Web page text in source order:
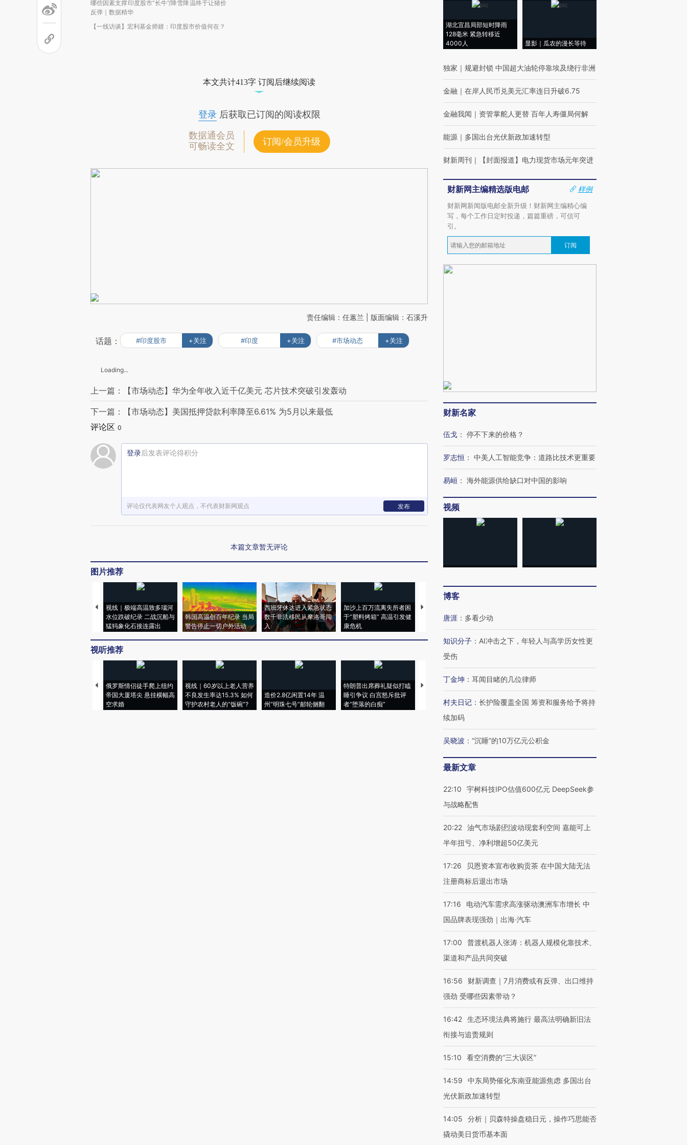
哪些因素支撑印度股市“长牛”/降雪降温终于让猪价
反弹｜数据精华
【一线访谈】宏利基金师婧：印度股市价值何在？
本文共计413字 订阅后继续阅读
登录后获取已订阅的阅读权限
数据通会员
可畅读全文
订阅/会员升级
责任编辑：任蕙兰 | 版面编辑：石溪升
话题： #印度股市 +关注 #印度 +关注 #市场动态 +关注
Loading...
上一篇：【市场动态】华为全年收入近千亿美元 芯片技术突破引发轰动
下一篇：【市场动态】美国抵押贷款利率降至6.61% 为5月以来最低
评论区 0
登录后发表评论得积分
评论仅代表网友个人观点，不代表财新网观点 发布
本篇文章暂无评论
图片推荐
视线｜极端高温致多瑙河
水位跌破纪录 二战沉船与
猛犸象化石接连露出
韩国高温创百年纪录 当局
警告停止一切户外活动
西班牙休达进入紧急状态
数千非法移民从摩洛哥闯
入
加沙上百万流离失所者困
于“塑料烤箱” 高温引发健
康危机
视线｜HYROX的吸金
术：是什么让中产们甘
视听推荐
俄罗斯情侣徒手爬上纽约
帝国大厦塔尖 悬挂横幅高
空求婚
视线｜60岁以上老人营养
不良发生率达15.3% 如何
守护农村老人的“饭碗”?
造价2.8亿闲置14年 温
州“明珠七号”邮轮侧翻
特朗普出席葬礼疑似打瞌
睡引争议 白宫怒斥批评
者“堕落的白痴”
视线｜全球最热百城独占
阿根廷3-0阿尔及利亚
兹奖得主的“非天才”拼图
湖北宜昌局部短时降雨
128毫米 紧急转移近
4000人
显影｜瓜农的漫长等待
独家 ｜ 规避封锁 中国超大油轮停靠埃及绕行非洲
金融 ｜ 在岸人民币兑美元汇率连日升破6.75
金融我闻 ｜ 资管掌舵人更替 百年人寿僵局何解
能源 ｜ 多国出台光伏新政加速转型
财新周刊 ｜ 【封面报道】电力现货市场元年突进
财新网主编精选版电邮
样例
财新网新闻版电邮全新升级！财新网主编精心编
写，每个工作日定时投递，篇篇重磅，可信可
引。
订阅
财新名家
伍戈 ： 停不下来的价格？
罗志恒 ： 中美人工智能竞争：道路比技术更重要
易峘 ： 海外能源供给缺口对中国的影响
视频
博客
唐涯 ： 多看少动
知识分子 ： AI冲击之下，年轻人与高学历女性更
受伤
丁金坤 ： 耳闻目睹的几位律师
村夫日记 ： 长护险覆盖全国 筹资和服务给予将持
续加码
吴晓波 ： “沉睡”的10万亿元公积金
最新文章
22:10
宇树科技IPO估值600亿元 DeepSeek参
与战略配售
20:22 油气市场剧烈波动现套利空间 嘉能可上
半年扭亏、净利增超50亿美元
17:26
贝恩资本宣布收购贡茶 在中国大陆无法
注册商标后退出市场
17:16
电动汽车需求高涨驱动澳洲车市增长 中
国品牌表现强劲｜出海·汽车
17:00
普渡机器人张涛：机器人规模化靠技术、
渠道和产品共同突破
16:56
财新调查｜7月消费或有反弹、出口维持
强劲 受哪些因素带动？
16:42 生态环境法典将施行 最高法明确新旧法
衔接与追责规则
15:10 看空消费的“三大误区”
14:59
中东局势催化东南亚能源焦虑 多国出台
光伏新政加速转型
14:05
分析｜贝森特操盘稳日元，操作巧思能否
撬动美日货币基本面